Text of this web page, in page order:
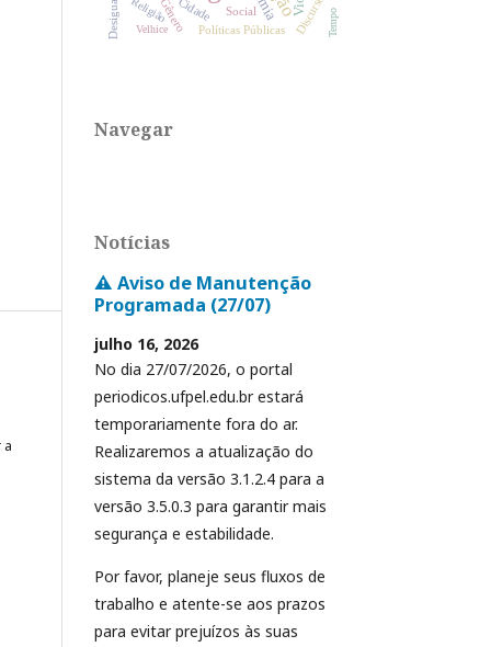
Discurso
Gênero Políticas Públicas
Cidade Social
Religião Tempo
Velhice
Navegar
Notícias
⚠️ Aviso de Manutenção
Programada (27/07)
julho 16, 2026
No dia 27/07/2026, o portal
periodicos.ufpel.edu.br estará
temporariamente fora do ar.
Realizaremos a atualização do
sistema da versão 3.1.2.4 para a
versão 3.5.0.3 para garantir mais
segurança e estabilidade.
Por favor, planeje seus fluxos de
trabalho e atente-se aos prazos
para evitar prejuízos às suas